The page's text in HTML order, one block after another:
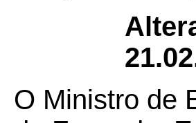
O Ministro de